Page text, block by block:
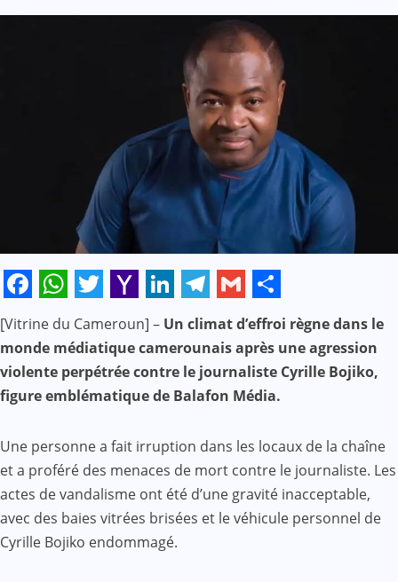
Facebook
WhatsApp
Twitter
Yahoo
Mail
LinkedIn
Telegram
Gmail
Share
[Vitrine du Cameroun] – Un climat d’effroi règne dans le
monde médiatique camerounais après une agression
violente perpétrée contre le journaliste Cyrille Bojiko,
figure emblématique de Balafon Média.
Une personne a fait irruption dans les locaux de la chaîne
et a proféré des menaces de mort contre le journaliste. Les
actes de vandalisme ont été d’une gravité inacceptable,
avec des baies vitrées brisées et le véhicule personnel de
Cyrille Bojiko endommagé.